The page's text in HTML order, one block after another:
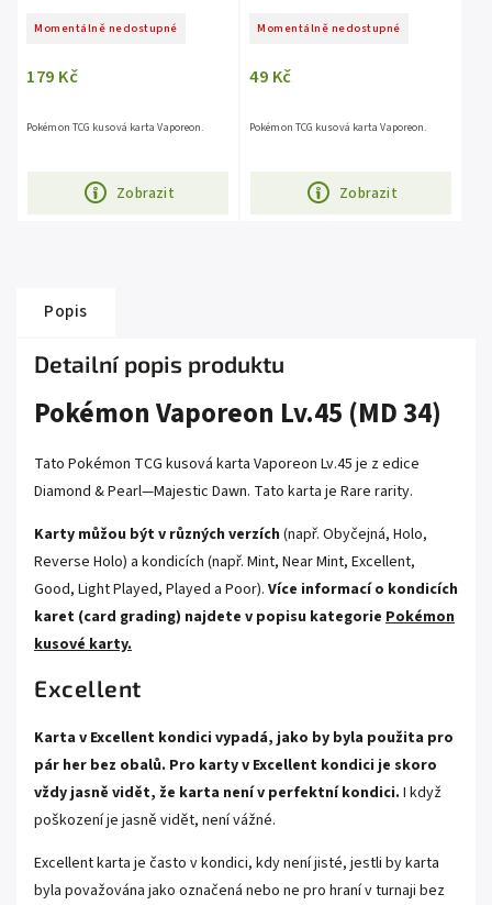
Momentálně nedostupné
179 Kč
Zobrazit
Pokémon TCG kusová karta Vaporeon.
Momentálně nedostupné
49 Kč
Zobrazit
Pokémon TCG kusová karta Vaporeon.
Popis
Detailní popis produktu
Pokémon Vaporeon Lv.45 (MD 34)
Tato Pokémon TCG kusová karta Vaporeon Lv.45 je z edice
Diamond & Pearl—Majestic Dawn. Tato karta je Rare rarity.
Karty můžou být v různých verzích (např. Obyčejná, Holo,
Reverse Holo) a kondicích (např. Mint, Near Mint, Excellent,
Good, Light Played, Played a Poor). Více informací o kondicích
karet (card grading) najdete v popisu kategorie Pokémon
kusové karty.
Excellent
Karta v Excellent kondici vypadá, jako by byla použita pro
pár her bez obalů. Pro karty v Excellent kondici je skoro
vždy jasně vidět, že karta není v perfektní kondici. I když
poškození je jasně vidět, není vážné.
Excellent karta je často v kondici, kdy není jisté, jestli by karta
byla považována jako označená nebo ne pro hraní v turnaji bez